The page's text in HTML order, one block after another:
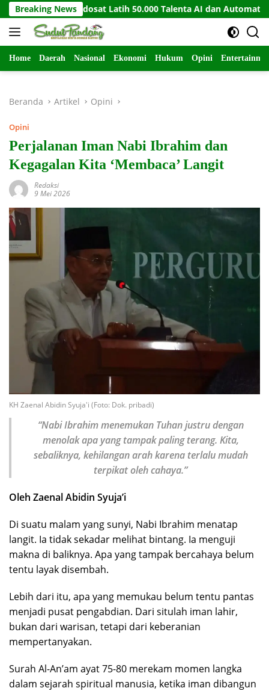
Langsung
ke
konten
Breaking News
dan Indosat Latih 50.000 Talenta AI dan Automation
Home Daerah Nasional Ekonomi Hukum Opini
Beranda Artikel Opini
Opini
Perjalanan Iman Nabi Ibrahim dan
Kegagalan Kita ‘Membaca’ Langit
Redaksi
9 Mei 2026
KH Zaenal Abidin Syuja'i (Foto: Dok. pribadi)
“Nabi Ibrahim menemukan Tuhan justru dengan
menolak apa yang tampak paling terang. Kita,
sebaliknya, kehilangan arah karena terlalu mudah
terpikat oleh cahaya.”
Oleh Zaenal Abidin Syuja’i
Di suatu malam yang sunyi, Nabi Ibrahim menatap
langit. Ia tidak sekadar melihat bintang. Ia menguji
makna di baliknya. Apa yang tampak bercahaya belum
tentu layak disembah.
Lebih dari itu, apa yang memukau belum tentu pantas
menjadi pusat pengabdian. Dari situlah iman lahir,
bukan dari warisan, tetapi dari keberanian
mempertanyakan.
Surah Al-An’am ayat 75-80 merekam momen langka
dalam sejarah spiritual manusia, ketika iman dibangun